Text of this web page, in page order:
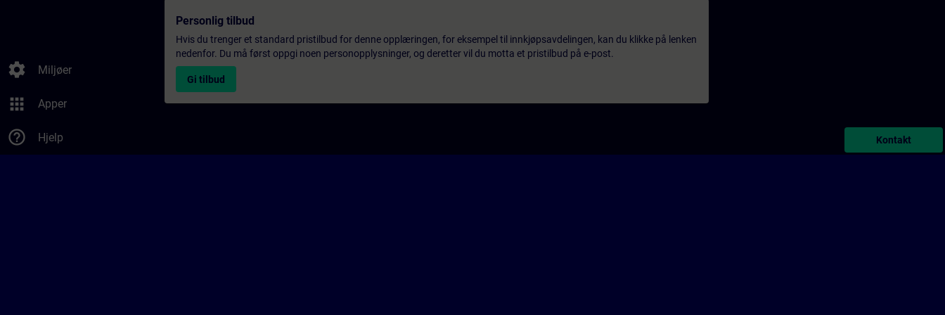
settings Miljøer
apps Apper
help_outline Hjelp
Personlig tilbud
Hvis du trenger et standard pristilbud for denne opplæringen, for eksempel til innkjøpsavdelingen, kan du klikke på lenken
nedenfor. Du må først oppgi noen personopplysninger, og deretter vil du motta et pristilbud på e-post.
Gi tilbud
Kontakt